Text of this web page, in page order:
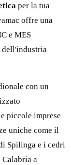
per la tua
offre una
e MES
dell'industria
con un
piccole imprese
uniche come il
Spilinga e i cedri
a